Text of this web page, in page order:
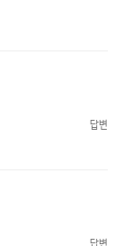
답변